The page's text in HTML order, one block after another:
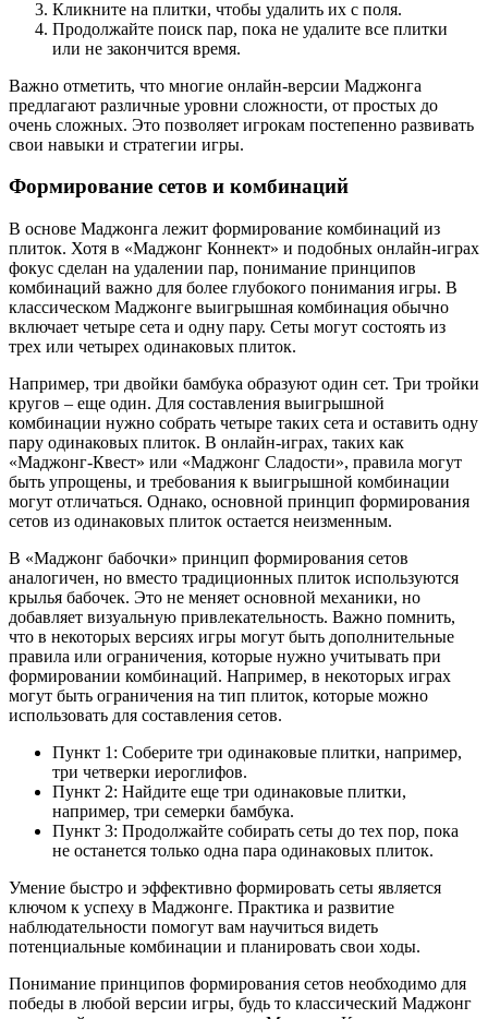
Кликните на плитки, чтобы удалить их с поля.
Продолжайте поиск пар, пока не удалите все плитки
или не закончится время.
Важно отметить, что многие онлайн-версии Маджонга
предлагают различные уровни сложности, от простых до
очень сложных. Это позволяет игрокам постепенно развивать
свои навыки и стратегии игры.
Формирование сетов и комбинаций
В основе Маджонга лежит формирование комбинаций из
плиток. Хотя в «Маджонг Коннект» и подобных онлайн-играх
фокус сделан на удалении пар, понимание принципов
комбинаций важно для более глубокого понимания игры. В
классическом Маджонге выигрышная комбинация обычно
включает четыре сета и одну пару. Сеты могут состоять из
трех или четырех одинаковых плиток.
Например, три двойки бамбука образуют один сет. Три тройки
кругов – еще один. Для составления выигрышной
комбинации нужно собрать четыре таких сета и оставить одну
пару одинаковых плиток. В онлайн-играх, таких как
«Маджонг-Квест» или «Маджонг Сладости», правила могут
быть упрощены, и требования к выигрышной комбинации
могут отличаться. Однако, основной принцип формирования
сетов из одинаковых плиток остается неизменным.
В «Маджонг бабочки» принцип формирования сетов
аналогичен, но вместо традиционных плиток используются
крылья бабочек. Это не меняет основной механики, но
добавляет визуальную привлекательность. Важно помнить,
что в некоторых версиях игры могут быть дополнительные
правила или ограничения, которые нужно учитывать при
формировании комбинаций. Например, в некоторых играх
могут быть ограничения на тип плиток, которые можно
использовать для составления сетов.
Пункт 1: Соберите три одинаковые плитки, например,
три четверки иероглифов.
Пункт 2: Найдите еще три одинаковые плитки,
например, три семерки бамбука.
Пункт 3: Продолжайте собирать сеты до тех пор, пока
не останется только одна пара одинаковых плиток.
Умение быстро и эффективно формировать сеты является
ключом к успеху в Маджонге. Практика и развитие
наблюдательности помогут вам научиться видеть
потенциальные комбинации и планировать свои ходы.
Понимание принципов формирования сетов необходимо для
победы в любой версии игры, будь то классический Маджонг